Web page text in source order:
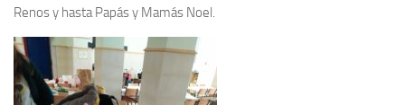
Renos y hasta Papás y Mamás Noel.